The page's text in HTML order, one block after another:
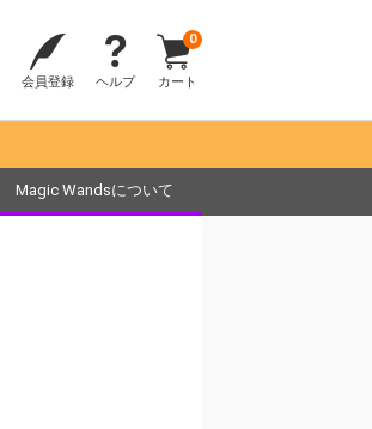
会員登録 ヘルプ カート
0
Magic Wandsについて